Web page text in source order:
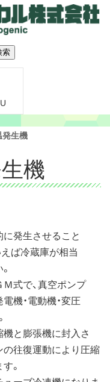
生機
機
発生させること
ば冷蔵庫が相当
式で、真空ポンプ
機・電動機・変圧
と膨張機に封入さ
往復運動により圧縮
。